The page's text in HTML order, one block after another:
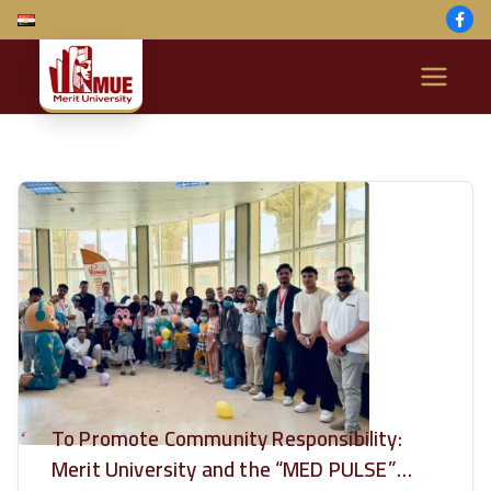
Skip
to
content
M
e
ri
t
U
ni
v
To Promote Community Responsibility:
Merit University and the “MED PULSE”